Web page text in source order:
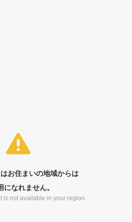
お住まいの地域からは
になれません。
is not available in your region.